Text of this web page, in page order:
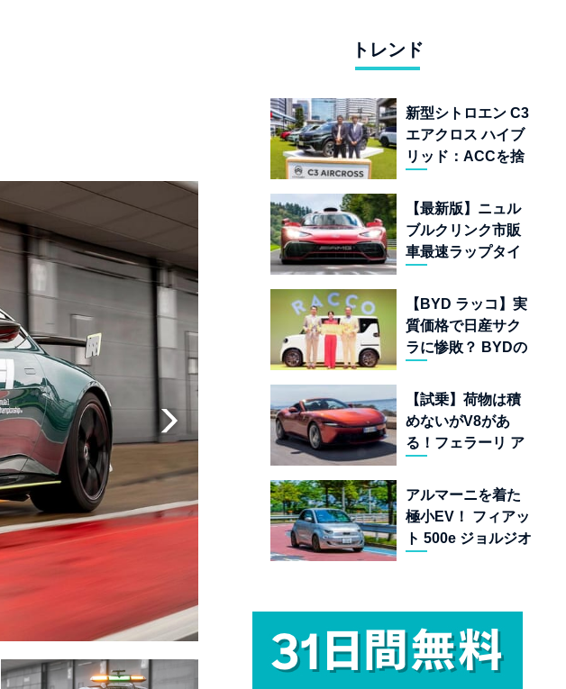
トレンド
新型シトロエン C3
エアクロス ハイブ
リッド：ACCを捨
毯」を手に入れた
フランスの異端児
【最新版】ニュル
ブルクリンク市販
車最速ラップタイ
22台を一挙公開
【BYD ラッコ】実
質価格で日産サク
ラに惨敗？ BYDの
金ドーピング」の
異常な世界
【試乗】荷物は積
めないがV8があ
る！フェラーリ ア
ーが証明する純内
燃機関オープンカ
ーの至福
アルマーニを着た
極小EV！ フィアッ
ト 500e ジョルジオ